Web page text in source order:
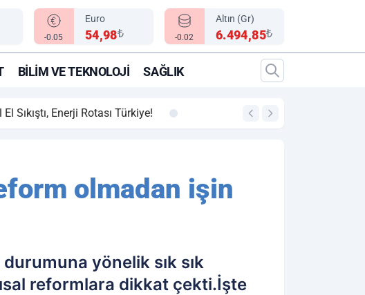
-0.05
Euro
54,98₺ -0.02
Altın (Gr)
6.494,85₺
BILIM VE TEKNOLOJI SAĞLIK
00:12
olmadan işin
yönelik sık sık
reformlara dikkat çekti.İşte